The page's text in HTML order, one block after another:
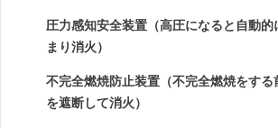
圧力感知安全装置（高圧になると自動的
まり消火）
不完全燃焼防止装置（不完全燃焼をする
を遮断して消火）